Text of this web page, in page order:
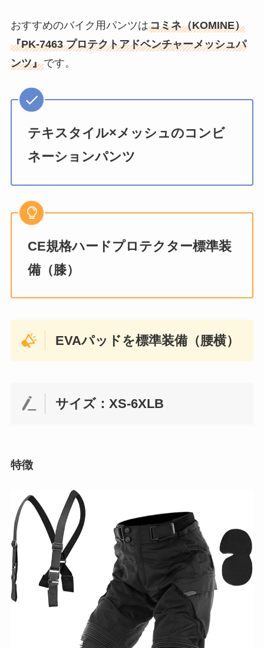
おすすめのバイク用パンツはコミネ（KOMINE）
『PK-7463 プロテクトアドベンチャーメッシュパ
ンツ』です。
テキスタイル×メッシュのコンビ
ネーションパンツ
CE規格ハードプロテクター標準装
備（膝）
EVAパッドを標準装備（腰横）
サイズ：XS-6XLB
特徴